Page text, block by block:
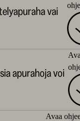
vai
apurahoja voi
Avaa